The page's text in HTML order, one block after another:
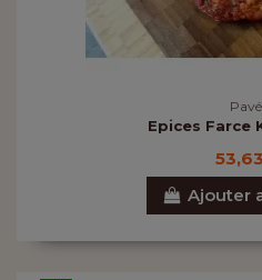
Epices Farce
Ajouter